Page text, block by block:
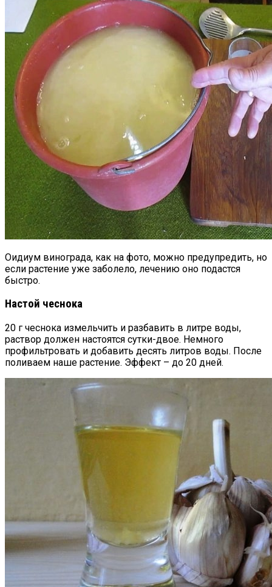
Оидиум винограда, как на фото, можно предупредить, но
если растение уже заболело, лечению оно подастся
быстро.
Настой чеснока
20 г чеснока измельчить и разбавить в литре воды,
раствор должен настоятся сутки-двое. Немного
профильтровать и добавить десять литров воды. После
поливаем наше растение. Эффект – до 20 дней.